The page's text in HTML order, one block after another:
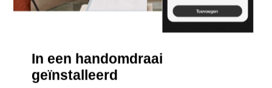
In een handomdraai
geïnstalleerd